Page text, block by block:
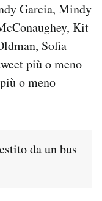
Garcia, Mindy
Kit
Sofia
più o meno
o meno
da un bus